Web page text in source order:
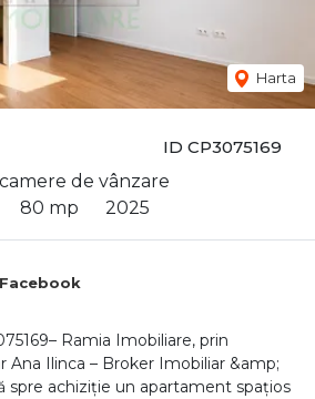
ID CP3075169
de vânzare
80 mp 2025
Harta
Facebook
Ramia Imobiliare, prin
Ana Ilinca – Broker Imobiliar &amp;
spre achiziție un apartament spațios